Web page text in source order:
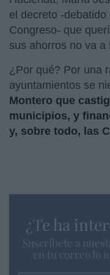
el decreto -
Congreso- que
sus ahorros no va a
¿Por qué? Por una
ayuntamientos se
Montero que
municipios, y
y, sobre todo, las
¿Te ha
Suscríbete a
en tu correo lo